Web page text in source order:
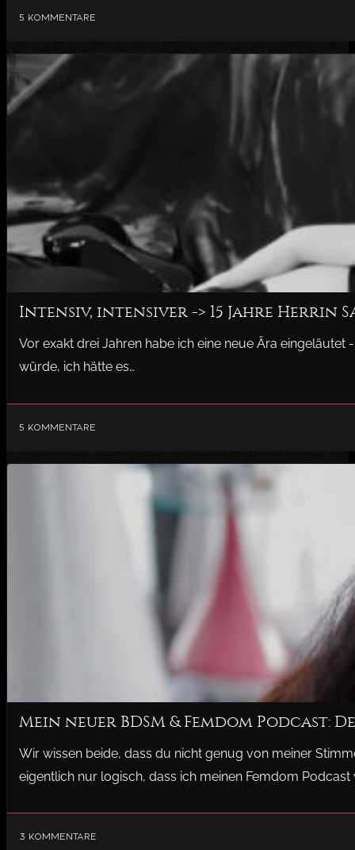
5 Kommentare
Intensiv, intensiver -> 15 Jahre Herrin
Vor exakt drei Jahren habe ich eine neue Ära
würde, ich hätte es…
5 Kommentare
Mein neuer BDSM & Femdom Podcast:
Wir wissen beide, dass du nicht genug von meiner
eigentlich nur logisch, dass ich meinen Femdom Podcast
3 Kommentare